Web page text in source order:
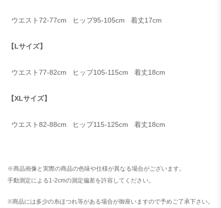
ウエスト72-77cm ヒップ95-105cm 着丈17cm
【Lサイズ】
ウエスト77-82cm ヒップ105-115cm 着丈18cm
【XLサイズ】
ウエスト82-88cm ヒップ115-125cm 着丈18cm
※商品画像と実際の商品の色味や仕様が異なる場合がございます。
手動測定による1-2cmの測定偏差を許容してください。
※商品には多少の糸ほつれ等がある場合が御座いますので予めご了承下さい。